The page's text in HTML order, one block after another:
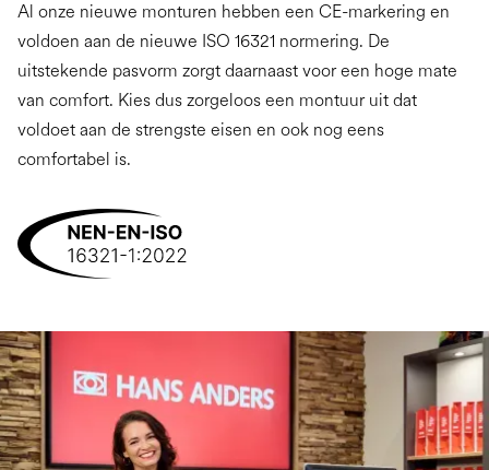
Al onze nieuwe monturen hebben een CE-markering en
voldoen aan de nieuwe ISO 16321 normering. De
uitstekende pasvorm zorgt daarnaast voor een hoge mate
van comfort. Kies dus zorgeloos een montuur uit dat
voldoet aan de strengste eisen en ook nog eens
comfortabel is.